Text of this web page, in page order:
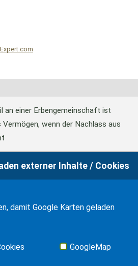
an einer Erbengemeinschaft ist
wenn der Nachlass aus
Festsetzung aus
Vergünstigungen bei der
externer Inhalte / Cookies
damit Google Karten geladen
GoogleMap